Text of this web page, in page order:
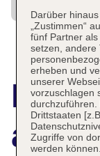
Darüber
„Zustimmen“
fünf Partner
setzen, andere
erheben und
unserer
vorzuschlagen
durchzuführen.
Drittstaaten
Zugriffe von
werden können.